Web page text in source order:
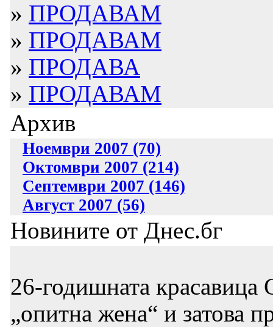
» ПРОДАВАМ
» ПРОДАВАМ
» ПРОДАВА
» ПРОДАВАМ
Архив
Ноември 2007 (70)
Октомври 2007 (214)
Септември 2007 (146)
Август 2007 (56)
Новините от Днес.бг
26-годишната красавица
„опитна жена“ и затова